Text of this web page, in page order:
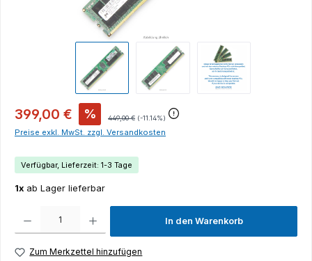
399,00 € % 449,00 € (-11.14%)
Preise exkl. MwSt. zzgl. Versandkosten
Verfügbar, Lieferzeit: 1-3 Tage
1x ab Lager lieferbar
In den Warenkorb
Zum Merkzettel hinzufügen